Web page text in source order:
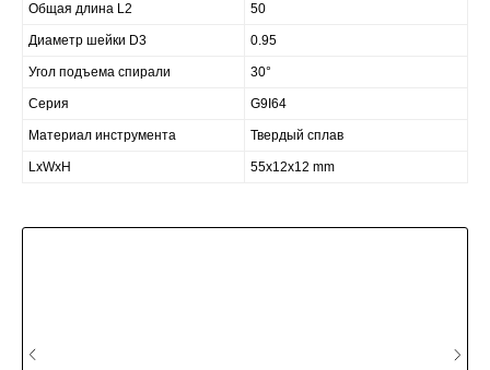
Общая длина L2 50
Диаметр шейки D3 0.95
Угол подъема спирали 30°
Серия G9I64
Материал инструмента Твердый сплав
LxWxH 55x12x12 mm